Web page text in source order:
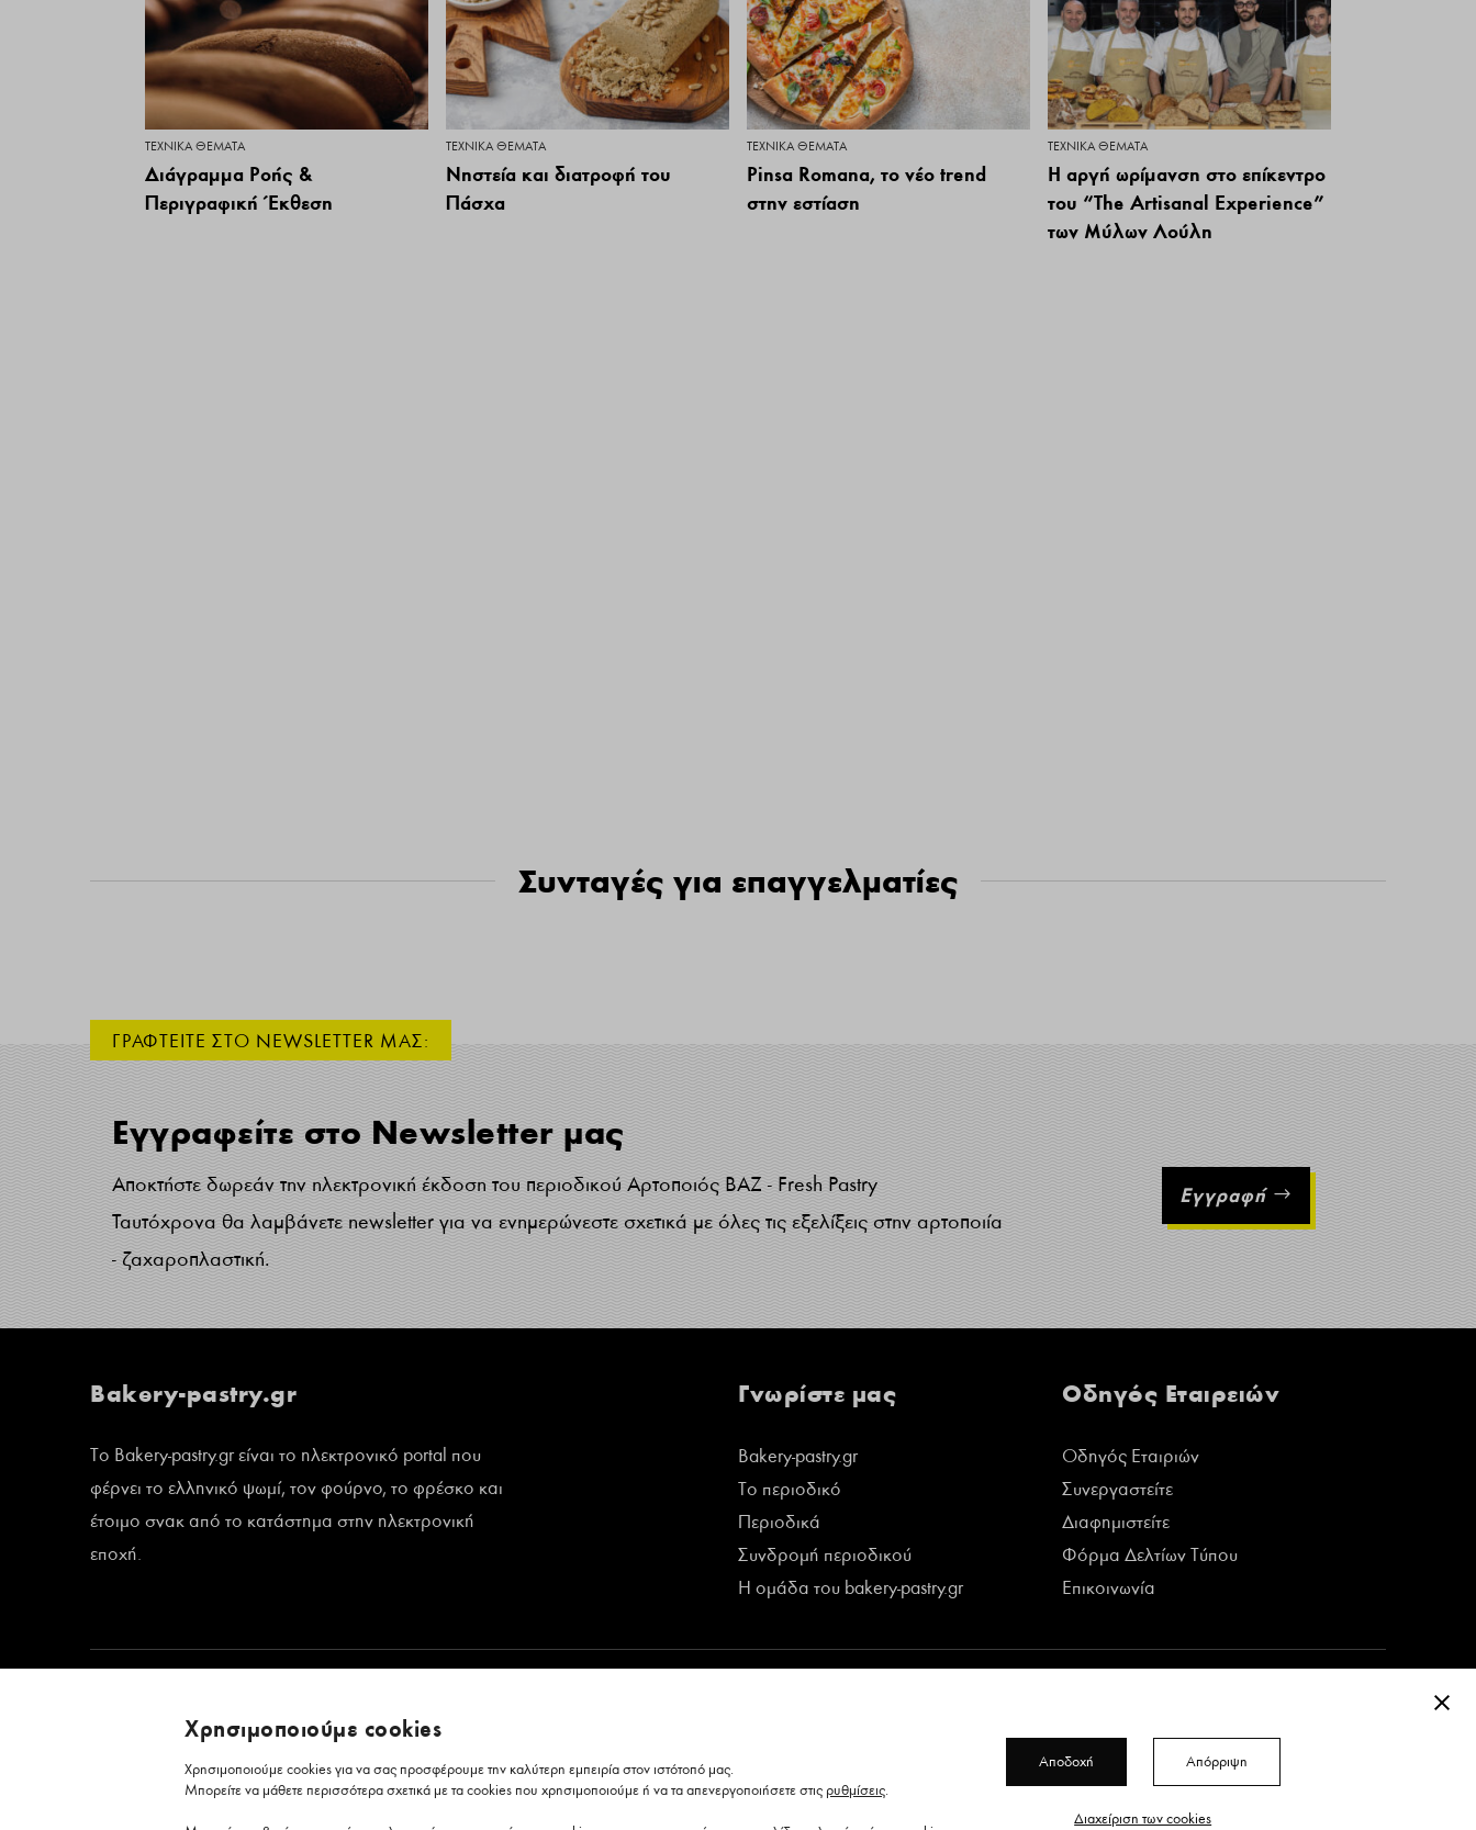
ΤΕΧΝΙΚΆ ΘΈΜΑΤΑ
Διάγραμμα Ροής &
Περιγραφική Έκθεση
ΤΕΧΝΙΚΆ ΘΈΜΑΤΑ
Νηστεία και διατροφή του
Πάσχα
ΤΕΧΝΙΚΆ ΘΈΜΑΤΑ
Pinsa Romana, το νέο trend
στην εστίαση
ΤΕΧΝΙΚΆ ΘΈΜΑΤΑ
Η αργή ωρίμανση στο επίκεντρο
του “The Artisanal Experience”
των Μύλων Λούλη
Συνταγές για επαγγελματίες
ΓΡΑΦΤΕΙΤΕ ΣΤΟ NEWSLETTER ΜΑΣ:
Εγγραφείτε στο Newsletter μας
Αποκτήστε δωρεάν την ηλεκτρονική έκδοση του περιοδικού Αρτοποιός ΒΑΖ - Fresh Pastry
Ταυτόχρονα θα λαμβάνετε newsletter για να ενημερώνεστε σχετικά με όλες τις εξελίξεις στην αρτοποιία
- ζαχαροπλαστική.
Εγγραφή
Bakery-pastry.gr
Το Bakery-pastry.gr είναι το ηλεκτρονικό portal που
φέρνει το ελληνικό ψωμί, τον φούρνο, το φρέσκο και
έτοιμο σνακ από το κατάστημα στην ηλεκτρονική
εποχή.
Γνωρίστε μας
Bakery-pastry.gr
Το περιοδικό
Περιοδικά
Συνδρομή περιοδικού
Η ομάδα του bakery-pastry.gr
Οδηγός Εταιρειών
Οδηγός Εταιριών
Συνεργαστείτε
Διαφημιστείτε
Φόρμα Δελτίων Τύπου
Επικοινωνία
Δείτε όλα τα τεύχη του περιοδικού
Χρησιμοποιούμε cookies
Χρησιμοποιούμε cookies για να σας προσφέρουμε την καλύτερη εμπειρία στον ιστότοπό μας.
Μπορείτε να μάθετε περισσότερα σχετικά με τα cookies που χρησιμοποιούμε ή να τα απενεργοποιήσετε στις ρυθμίσεις.
Αποδοχή Απόρριψη
Διαχείριση των cookies